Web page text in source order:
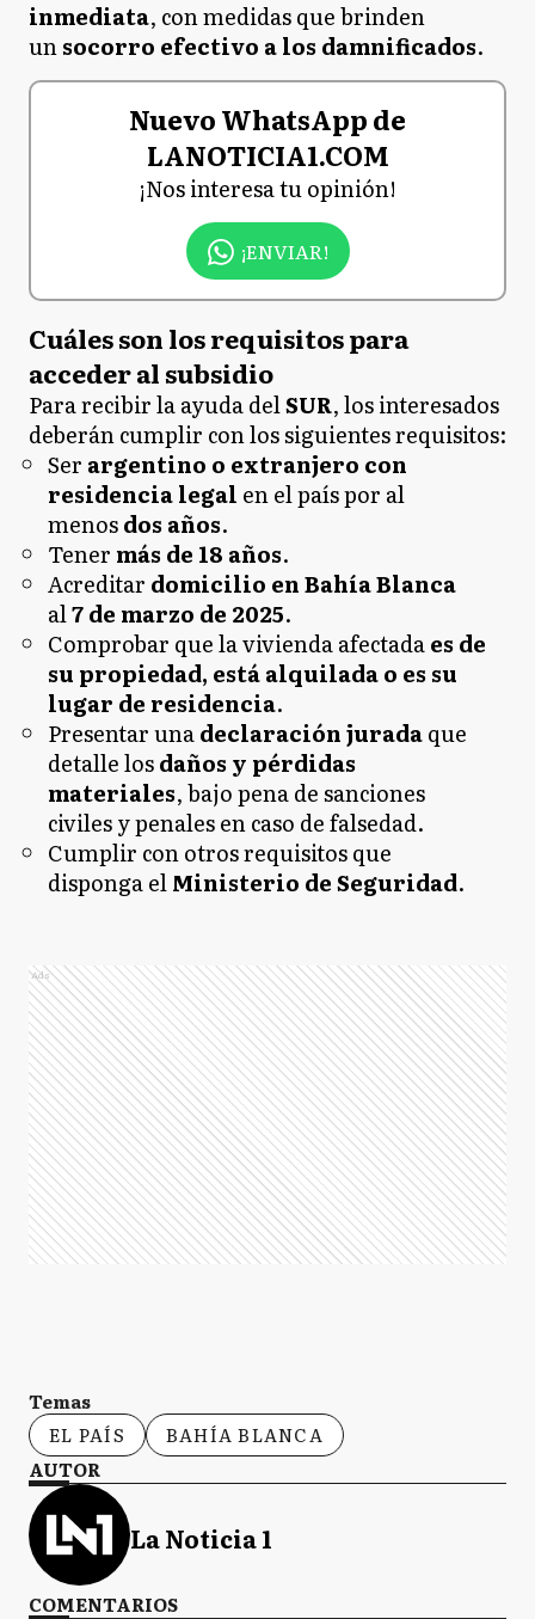
inmediata, con medidas que brinden
unsocorro efectivo a los damnificados.
Nuevo WhatsApp de
LANOTICIA1.COM
¡Nos interesa tu opinión!
¡ENVIAR!
Cuáles son los requisitos para
acceder al subsidio
Para recibir la ayuda delSUR, los interesados
deberán cumplir con los siguientes requisitos:
Ser argentino o extranjero con
residencia legal en el país por al
menosdos años.
Tener más de 18 años.
Acreditar domicilio en Bahía Blanca
al7 de marzo de 2025.
Comprobar que la vivienda afectadaes de
su propiedad, está alquilada o es su
lugar de residencia.
Presentar unadeclaración juradaque
detalle losdaños y pérdidas
materiales, bajo pena de sanciones
civiles y penales en caso de falsedad.
Cumplir con otros requisitos que
disponga elMinisterio de Seguridad.
Ads
Temas
EL PAÍS
BAHÍA BLANCA
AUTOR
La Noticia 1
COMENTARIOS